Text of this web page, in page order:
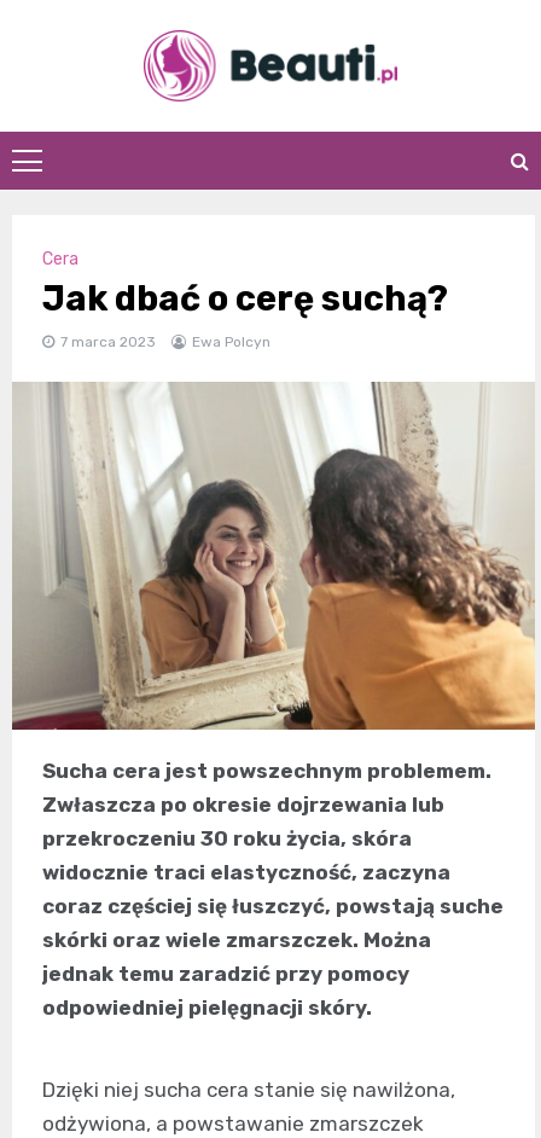
Beauti.pl
Cera
Jak dbać o cerę suchą?
7 marca 2023 Ewa Polcyn
Sucha cera jest powszechnym problemem.
Zwłaszcza po okresie dojrzewania lub
przekroczeniu 30 roku życia, skóra
widocznie traci elastyczność, zaczyna
coraz częściej się łuszczyć, powstają suche
skórki oraz wiele zmarszczek. Można
jednak temu zaradzić przy pomocy
odpowiedniej pielęgnacji skóry.
Dzięki niej sucha cera stanie się nawilżona,
odżywiona, a powstawanie zmarszczek